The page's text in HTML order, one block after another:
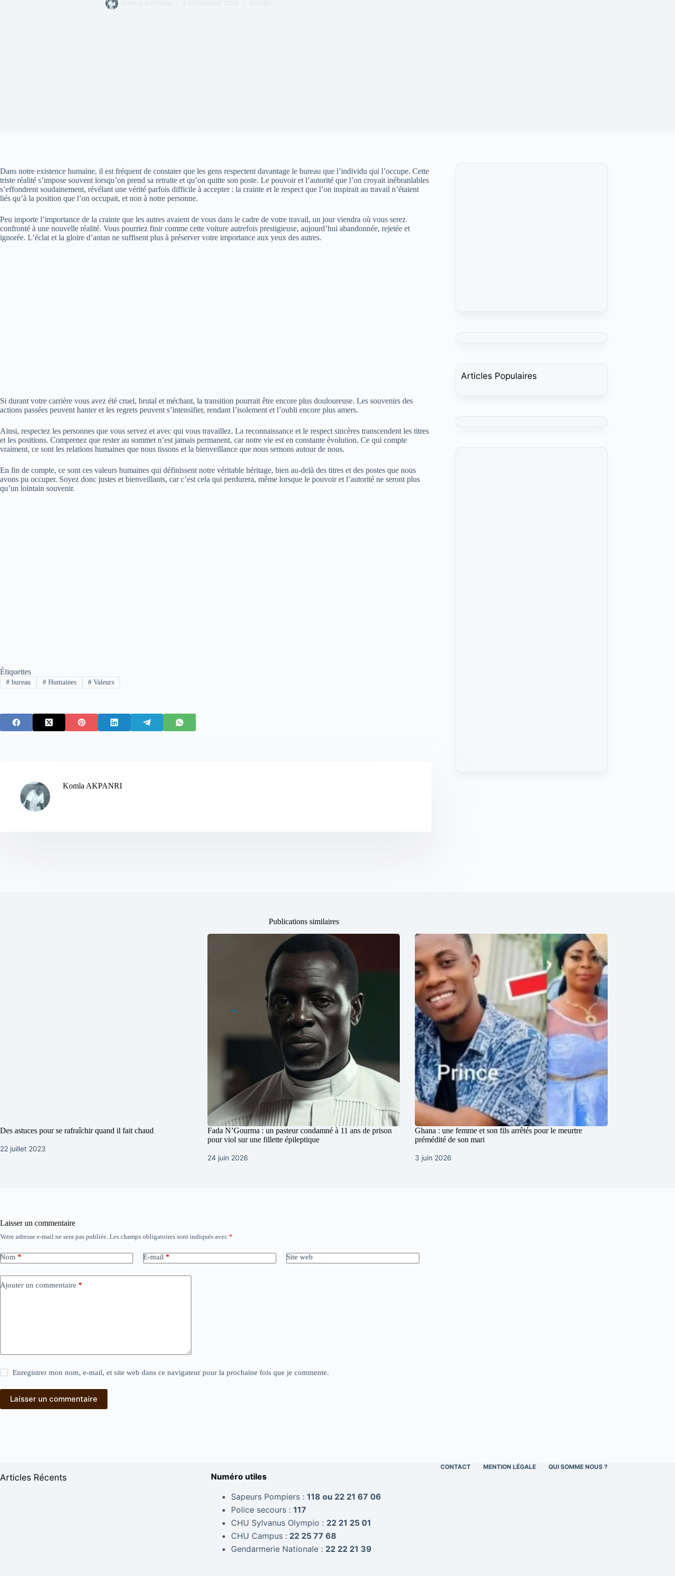
Dans notre existence humaine, il est fréquent de constater que les gens respectent davantage le bureau que l’individu qui l’occupe. Cette
triste réalité s’impose souvent lorsqu’on prend sa retraite et qu’on quitte son poste. Le pouvoir et l’autorité que l’on croyait inébranlables
s’effondrent soudainement, révélant une vérité parfois difficile à accepter : la crainte et le respect que l’on inspirait au travail n’étaient
liés qu’à la position que l’on occupait, et non à notre personne.
Peu importe l’importance de la crainte que les autres avaient de vous dans le cadre de votre travail, un jour viendra où vous serez
confronté à une nouvelle réalité. Vous pourriez finir comme cette voiture autrefois prestigieuse, aujourd’hui abandonnée, rejetée et
ignorée. L’éclat et la gloire d’antan ne suffisent plus à préserver votre importance aux yeux des autres.
Si durant votre carrière vous avez été cruel, brutal et méchant, la transition pourrait être encore plus douloureuse. Les souvenirs des
actions passées peuvent hanter et les regrets peuvent s’intensifier, rendant l’isolement et l’oubli encore plus amers.
Ainsi, respectez les personnes que vous servez et avec qui vous travaillez. La reconnaissance et le respect sincères transcendent les titres
et les positions. Comprenez que rester au sommet n’est jamais permanent, car notre vie est en constante évolution. Ce qui compte
vraiment, ce sont les relations humaines que nous tissons et la bienveillance que nous semons autour de nous.
En fin de compte, ce sont ces valeurs humaines qui définissent notre véritable héritage, bien au-delà des titres et des postes que nous
avons pu occuper. Soyez donc justes et bienveillants, car c’est cela qui perdurera, même lorsque le pouvoir et l’autorité ne seront plus
qu’un lointain souvenir.
Étiquettes
#bureau #Humaines # Valeurs
Komla AKPANRI
Articles Populaires
Publications similaires
Des astuces pour se rafraîchir quand il fait chaud
22 juillet 2023
Fada N’Gourma : un pasteur condamné à 11 ans de prison
pour viol sur une fillette épileptique
24 juin 2026
Ghana : une femme et son fils arrêtés pour le meurtre
prémédité de son mari
3 juin 2026
Laisser un commentaire
Votre adresse e-mail ne sera pas publiée. Les champs obligatoires sont indiqués avec *
Nom * E-mail * Site web
Ajouter un commentaire *
Enregistrer mon nom, e-mail, et site web dans ce navigateur pour la prochaine fois que je commente.
Laisser un commentaire
CONTACT MENTION LÉGALE QUI SOMME NOUS ?
Articles Récents
Numéro utiles
Sapeurs Pompiers : 118 ou 22 21 67 06
Police secours : 117
CHU Sylvanus Olympio : 22 21 25 01
CHU Campus : 22 25 77 68
Gendarmerie Nationale : 22 22 21 39